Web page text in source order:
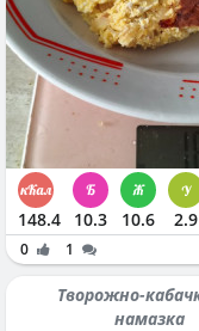
148.4 10.3 10.6 2.9
0 1
Творожно-кабачковая
намазка